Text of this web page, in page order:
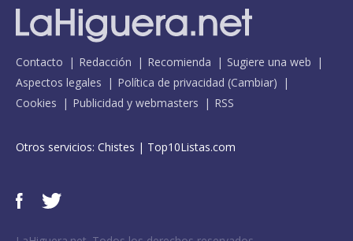
Contacto Redacción Recomienda
Sugiere una web
Aspectos legales
Política de privacidad (Cambiar)
Cookies
Publicidad y webmasters RSS
Otros servicios: Chistes | Top10Listas.com